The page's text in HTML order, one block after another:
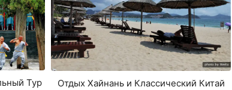
Тур
Отдых Хайнань и Классический Китай